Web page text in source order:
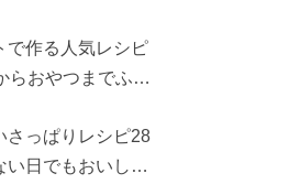
で作る人気レシピ
らおやつまでふん
さっぱりレシピ28
い日でもおいしい